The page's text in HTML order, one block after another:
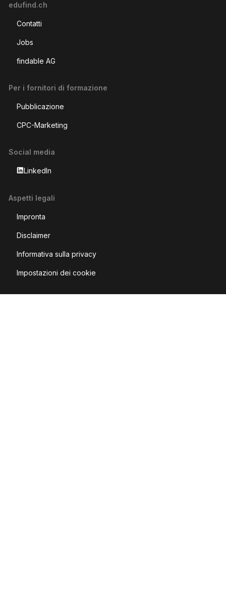
edufind.ch
Contatti
Jobs
findable AG
Per i fornitori di formazione
Pubblicazione
CPC-Marketing
Social media
LinkedIn
Aspetti legali
Impronta
Disclaimer
Informativa sulla privacy
Impostazioni dei cookie